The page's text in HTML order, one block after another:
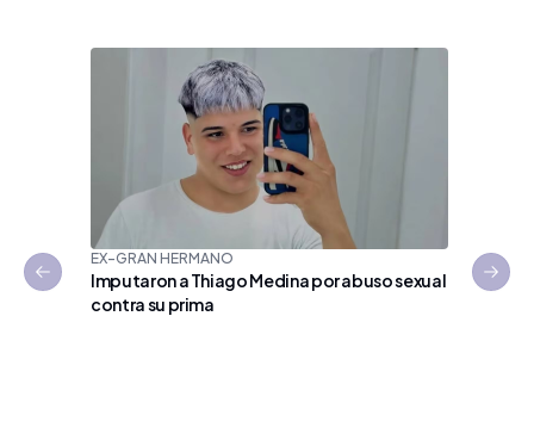
EX-GRAN HERMANO
Imputaron a Thiago Medina por abuso sexual
contra su prima
Previous slide Next